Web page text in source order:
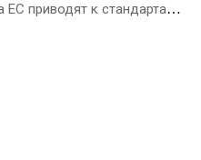
Тихая революция: как правила ЕС приводят к стандартам шума тепловых насосов